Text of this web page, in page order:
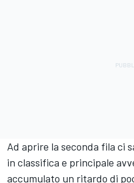
Ad aprire la seconda fila ci
in classifica e principale
accumulato un ritardo di